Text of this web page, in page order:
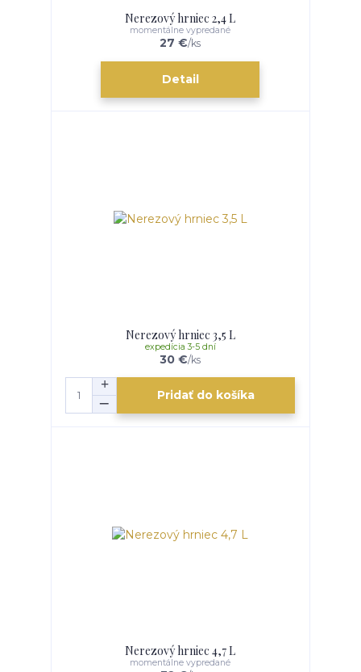
Nerezový hrniec 2,4 L
27 €/ks
momentálne vypredané
Detail
Nerezový hrniec 3,5 L
30 €/ks
expedícia 3-5 dní
Pridať do košíka
Nerezový hrniec 4,7 L
momentálne vypredané